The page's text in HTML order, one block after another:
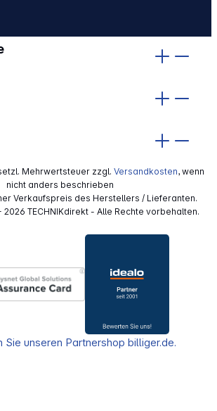
Mehrwertsteuer zzgl. Versandkosten, wenn
nicht anders beschrieben
Verkaufspreis des Herstellers / Lieferanten.
TECHNIKdirekt - Alle Rechte vorbehalten.